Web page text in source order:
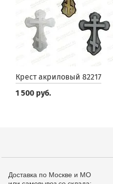
Крест акриловый 82217
1 500 руб.
Доставка по Москве и МО